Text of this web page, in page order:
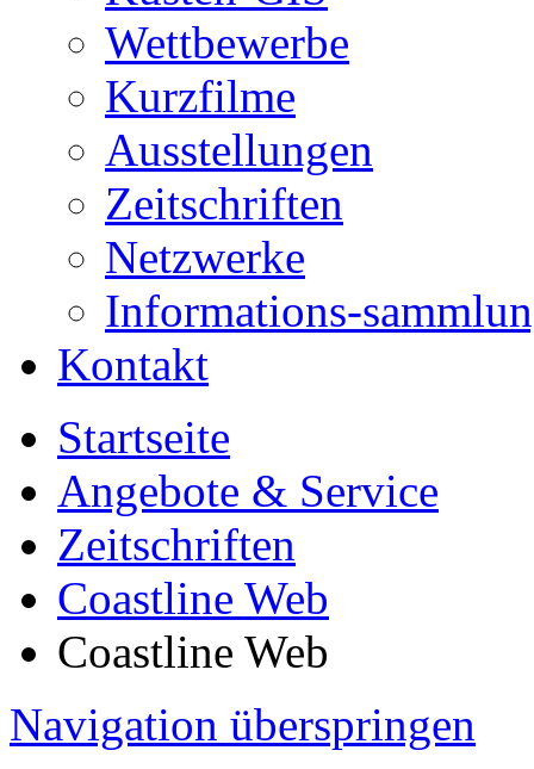
Wettbewerbe
Kurzfilme
Ausstellungen
Zeitschriften
Netzwerke
Informations-
Kontakt
Startseite
Angebote & Service
Zeitschriften
Coastline Web
Coastline Web
Navigation überspringen